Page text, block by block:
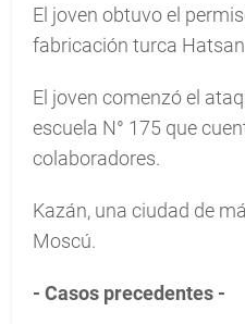
El joven obtuvo el
fabricación turca
El joven comenzó el
escuela N° 175 que
colaboradores.
Kazán, una ciudad de
Moscú.
- Casos precedentes -